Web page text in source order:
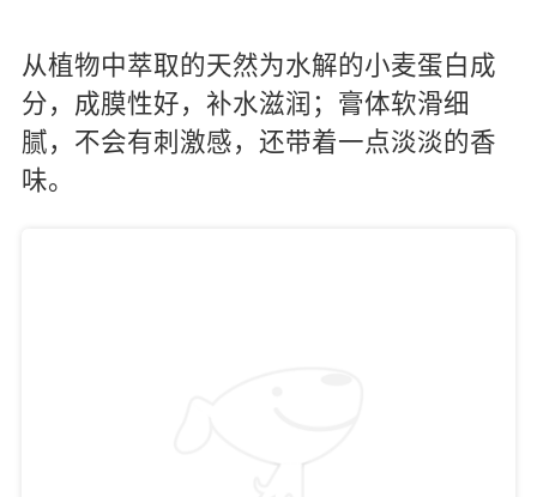
从植物中萃取的天然为水解的小麦蛋白成
分，成膜性好，补水滋润；膏体软滑细
腻，不会有刺激感，还带着一点淡淡的香
味。